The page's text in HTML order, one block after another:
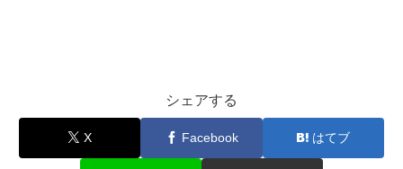
シェアする
X Facebook はてブ